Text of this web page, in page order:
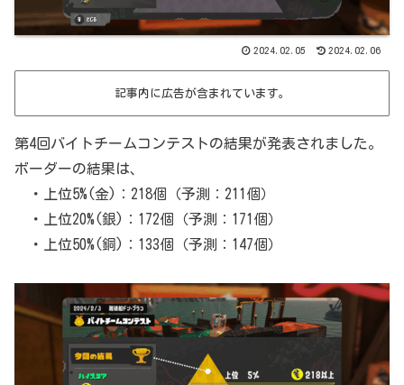
2024.02.05 2024.02.06
記事内に広告が含まれています。
第4回バイトチームコンテストの結果が発表されました。
ボーダーの結果は、
・上位5%(金)：218個（予測：211個）
・上位20%(銀)：172個（予測：171個）
・上位50%(銅)：133個（予測：147個）